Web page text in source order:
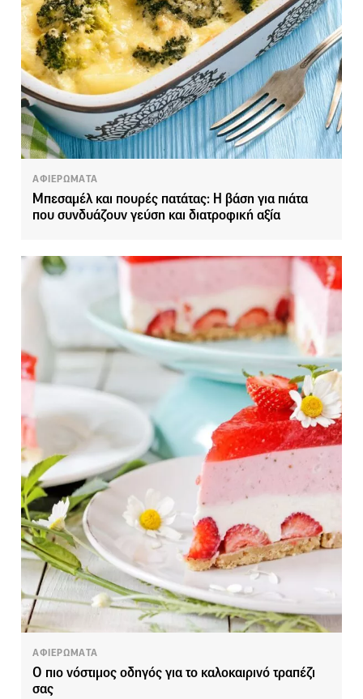
ΑΦΙΕΡΩΜΑΤΑ
Μπεσαμέλ και πουρές πατάτας: Η βάση για πιάτα
που συνδυάζουν γεύση και διατροφική αξία
ΑΦΙΕΡΩΜΑΤΑ
Ο πιο νόστιμος οδηγός για το καλοκαιρινό τραπέζι
σας